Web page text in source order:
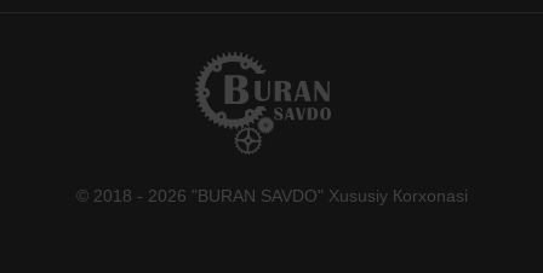
© 2018 - 2026 "BURAN SAVDO" Хususiy Кorxonasi